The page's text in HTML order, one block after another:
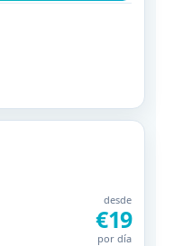
desde
€19
por día